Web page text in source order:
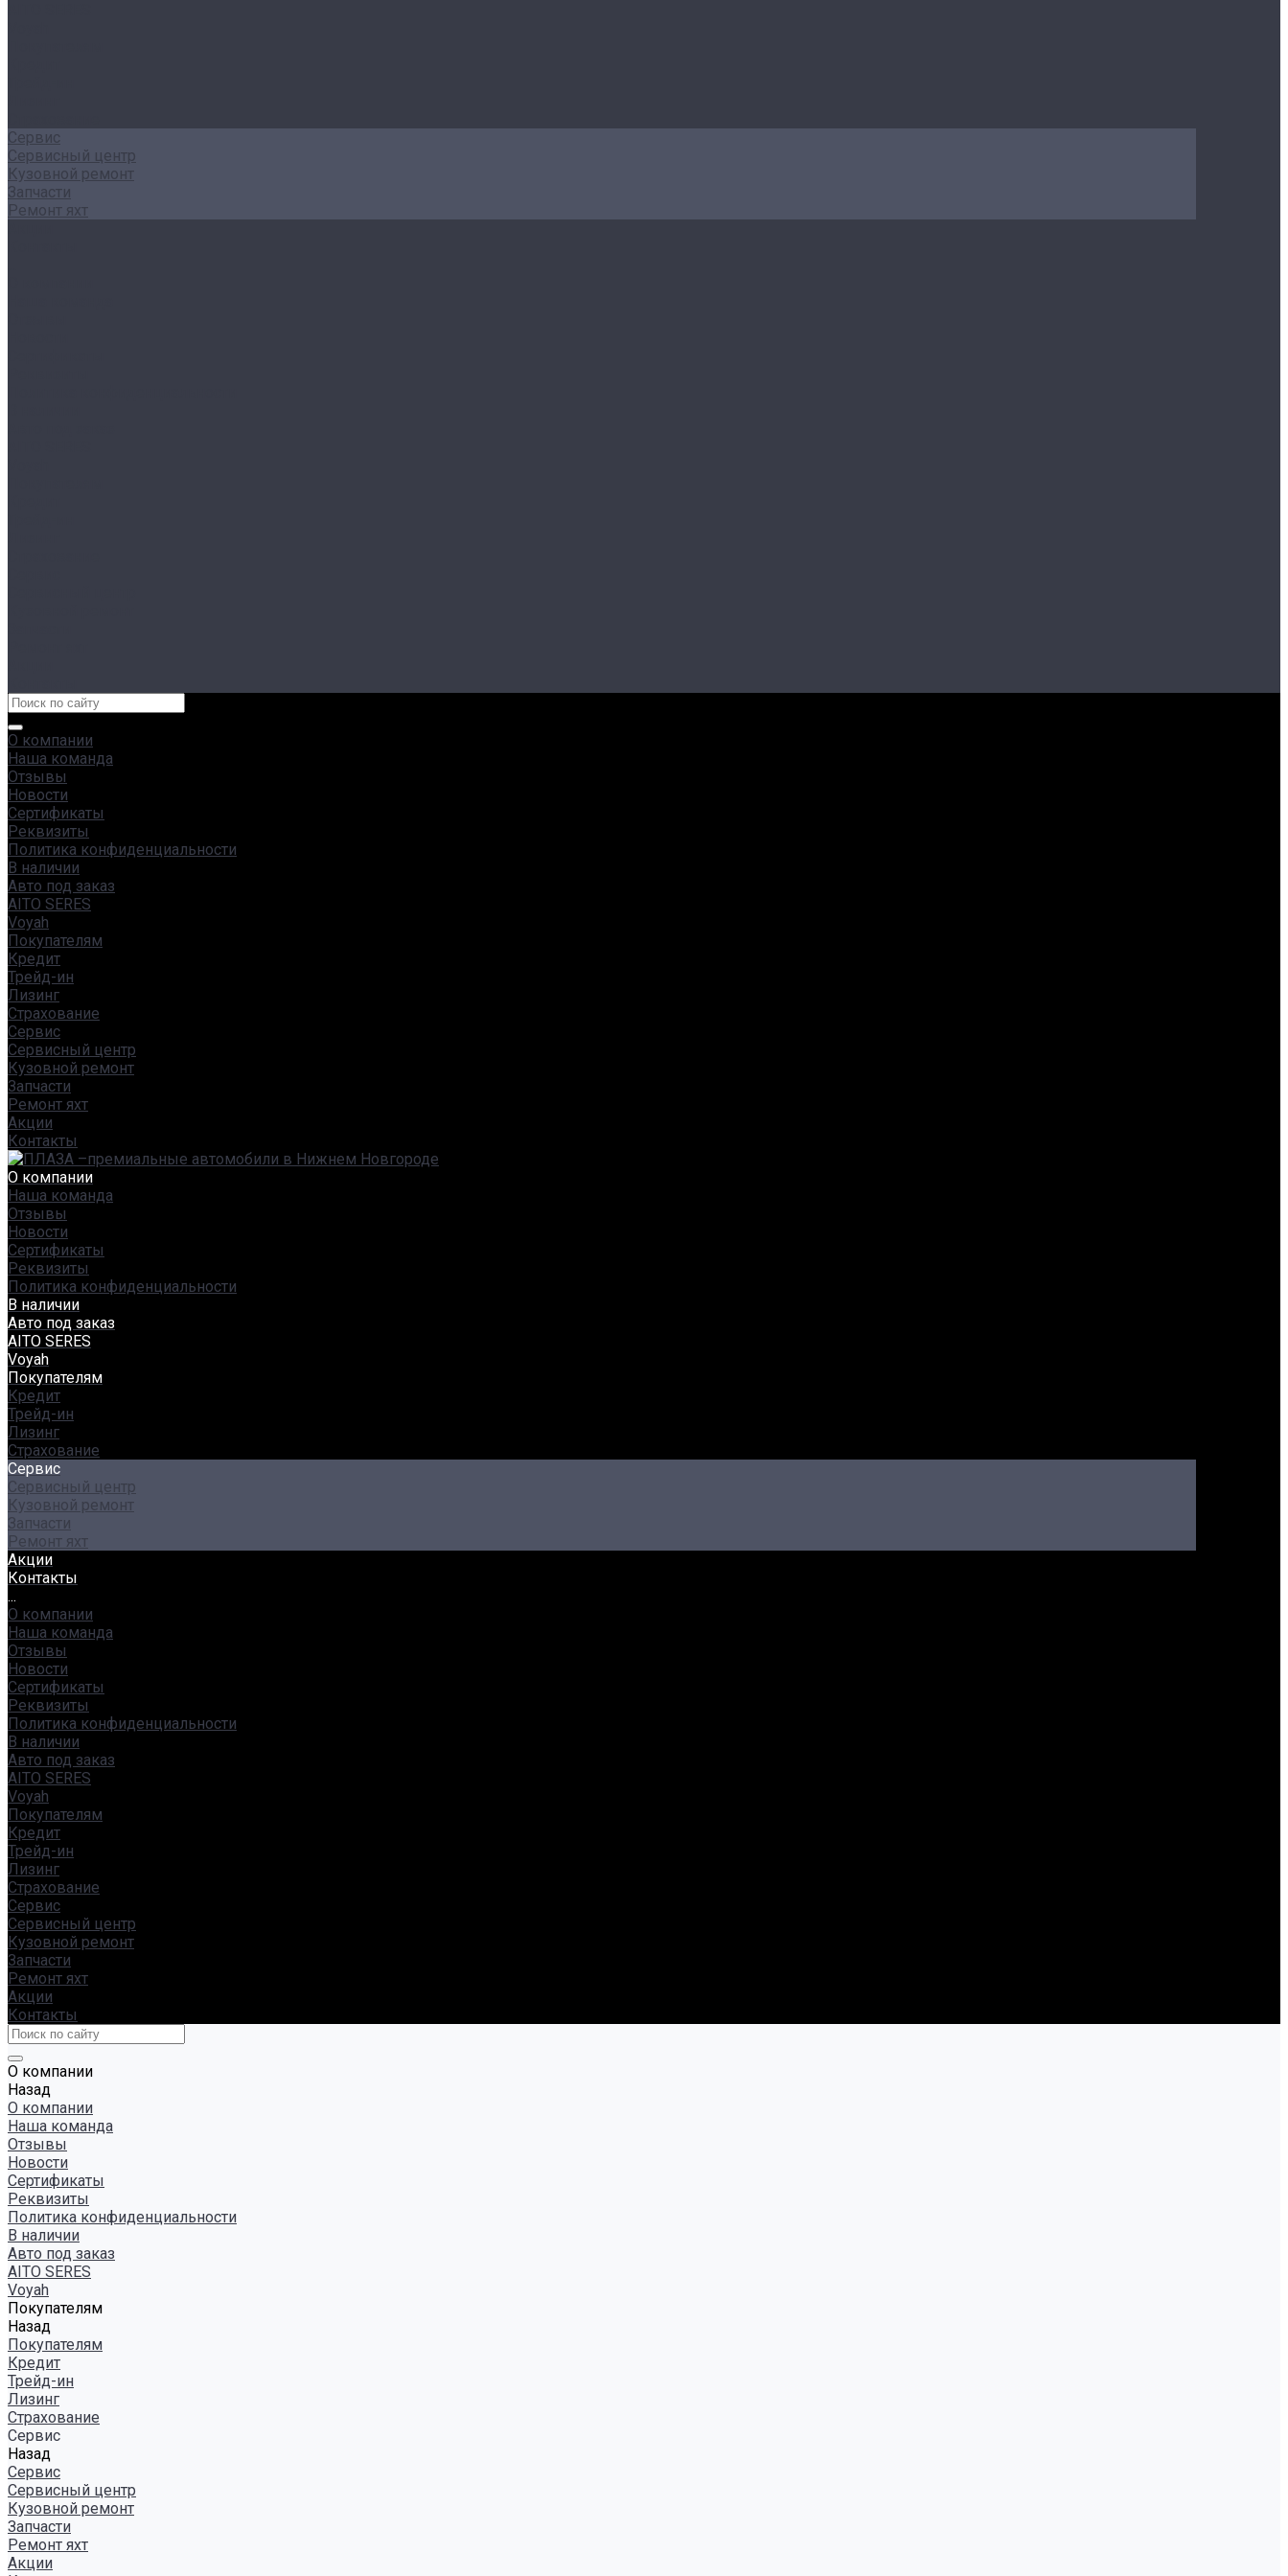
Сервис
Сервисный центр
Кузовной ремонт
Запчасти
Ремонт яхт
О компании
Наша команда
Отзывы
Новости
Сертификаты
Реквизиты
Политика конфиденциальности
В наличии
Авто под заказ
AITO SERES
Voyah
Покупателям
Кредит
Трейд-ин
Лизинг
Страхование
Сервис
Сервисный центр
Кузовной ремонт
Запчасти
Ремонт яхт
Акции
Контакты
О компании
Наша команда
Отзывы
Новости
Сертификаты
Реквизиты
Политика конфиденциальности
В наличии
Авто под заказ
AITO SERES
Voyah
Покупателям
Кредит
Трейд-ин
Лизинг
Страхование
Сервис
Сервисный центр
Кузовной ремонт
Запчасти
Ремонт яхт
Акции
Контакты
...
О компании
Наша команда
Отзывы
Новости
Сертификаты
Реквизиты
Политика конфиденциальности
В наличии
Авто под заказ
AITO SERES
Voyah
Покупателям
Кредит
Трейд-ин
Лизинг
Страхование
Сервис
Сервисный центр
Кузовной ремонт
Запчасти
Ремонт яхт
Акции
Контакты
О компании
Назад
О компании
Наша команда
Отзывы
Новости
Сертификаты
Реквизиты
Политика конфиденциальности
В наличии
Авто под заказ
AITO SERES
Voyah
Покупателям
Назад
Покупателям
Кредит
Трейд-ин
Лизинг
Страхование
Сервис
Назад
Сервис
Сервисный центр
Кузовной ремонт
Запчасти
Ремонт яхт
Акции